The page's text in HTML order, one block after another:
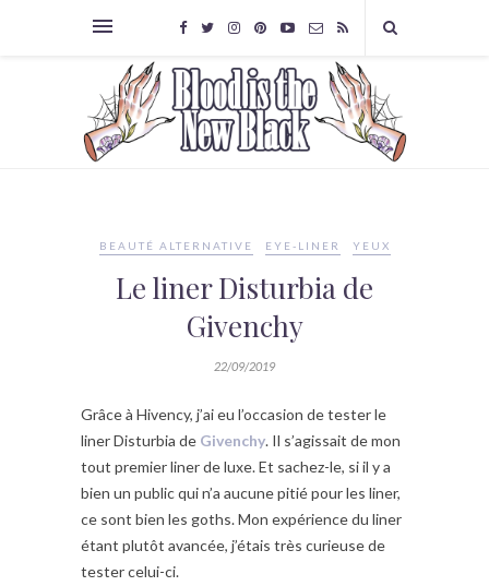
BEAUTÉ ALTERNATIVE EYE-LINER YEUX
Le liner Disturbia de
Givenchy
22/09/2019
Grâce à Hivency, j’ai eu l’occasion de tester le
liner Disturbia de Givenchy. Il s’agissait de mon
tout premier liner de luxe. Et sachez-le, si il y a
bien un public qui n’a aucune pitié pour les liner,
ce sont bien les goths. Mon expérience du liner
étant plutôt avancée, j’étais très curieuse de
tester celui-ci.